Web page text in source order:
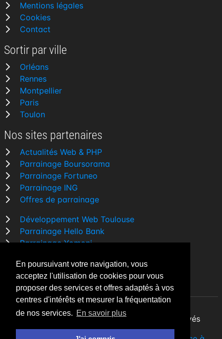
En poursuivant votre navigation, vous
acceptez l'utilisation de cookies pour vous
proposer des services et offres adaptés à vos
centres d'intérêts et mesurer la fréquentation
de nos services. En savoir plus
Mentions légales
Cookies
Contact
Sortir par ville
Orléans
Rennes
Montpellier
Paris
Toulon
Nos sites partenaires
Actualités Web & PHP
Parrainage Boursorama
Parrainage Fortuneo
Parrainage ING
Offres de parrainage
Développement Web Toulouse
Parrainage Hello Bank
Parrainage Yomoni
Comparatif banque
By Night v5.7.3| © 2026 - Tous droits réservés